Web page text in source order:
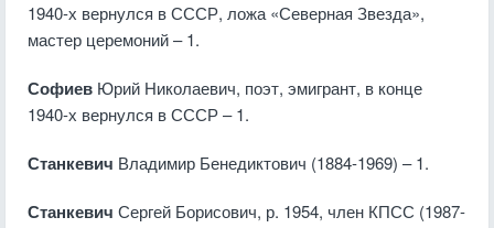
1940-х вернулся в СССР, ложа «Северная Звезда»,
мастер церемоний – 1.
Софиев Юрий Николаевич, поэт, эмигрант, в конце
1940-х вернулся в СССР – 1.
Станкевич Владимир Бенедиктович (1884-1969) – 1.
Станкевич Сергей Борисович, р. 1954, член КПСС (1987-